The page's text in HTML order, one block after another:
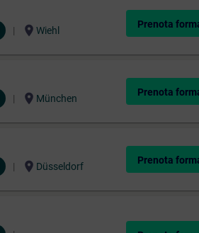
location_on Wiehl
Prenota
location_on München
Prenota
location_on Düsseldorf
Prenota